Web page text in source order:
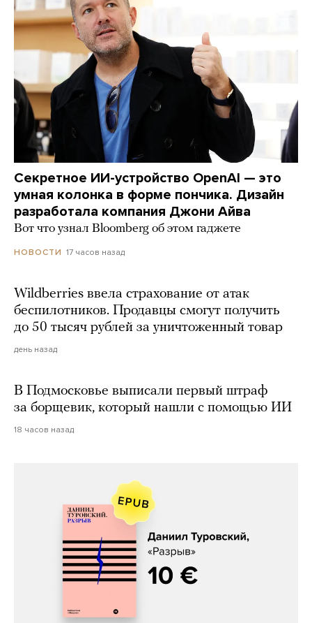
Секретное ИИ-устройство OpenAI — это
умная колонка в форме пончика. Дизайн
разработала компания Джони Айва
Вот что узнал Bloomberg об этом гаджете
НОВОСТИ 17 часов назад
Wildberries ввела страхование от атак
беспилотников. Продавцы смогут получить
до 50 тысяч рублей за уничтоженный товар
день назад
В Подмосковье выписали первый штраф
за борщевик, который нашли с помощью ИИ
18 часов назад
Даниил Туровский, «Разрыв»